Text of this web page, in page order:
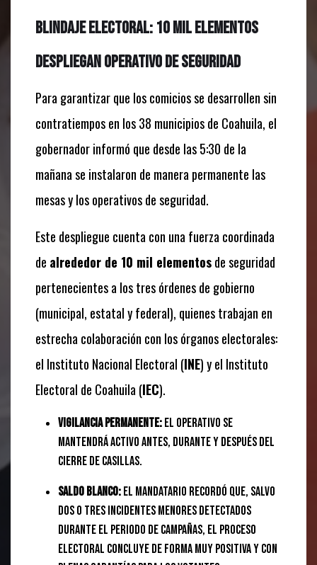
Blindaje electoral: 10 mil elementos
despliegan operativo de seguridad
Para garantizar que los comicios se desarrollen sin
contratiempos en los 38 municipios de Coahuila, el
gobernador informó que desde las 5:30 de la
mañana se instalaron de manera permanente las
mesas y los operativos de seguridad.
Este despliegue cuenta con una fuerza coordinada
de alrededor de 10 mil elementosde seguridad
pertenecientes a los tres órdenes de gobierno
(municipal, estatal y federal), quienes trabajan en
estrecha colaboración con los órganos electorales:
el Instituto Nacional Electoral (INE) y el Instituto
Electoral de Coahuila (IEC).
Vigilancia permanente:El operativo se
mantendrá activo antes, durante y después del
cierre de casillas.
Saldo blanco:El mandatario recordó que, salvo
dos o tres incidentes menores detectados
durante el periodo de campañas, el proceso
electoral concluye de forma muy positiva y con